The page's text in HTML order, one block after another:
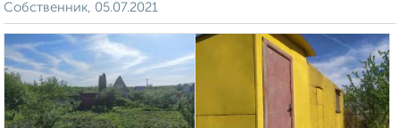
Собственник, 05.07.2021